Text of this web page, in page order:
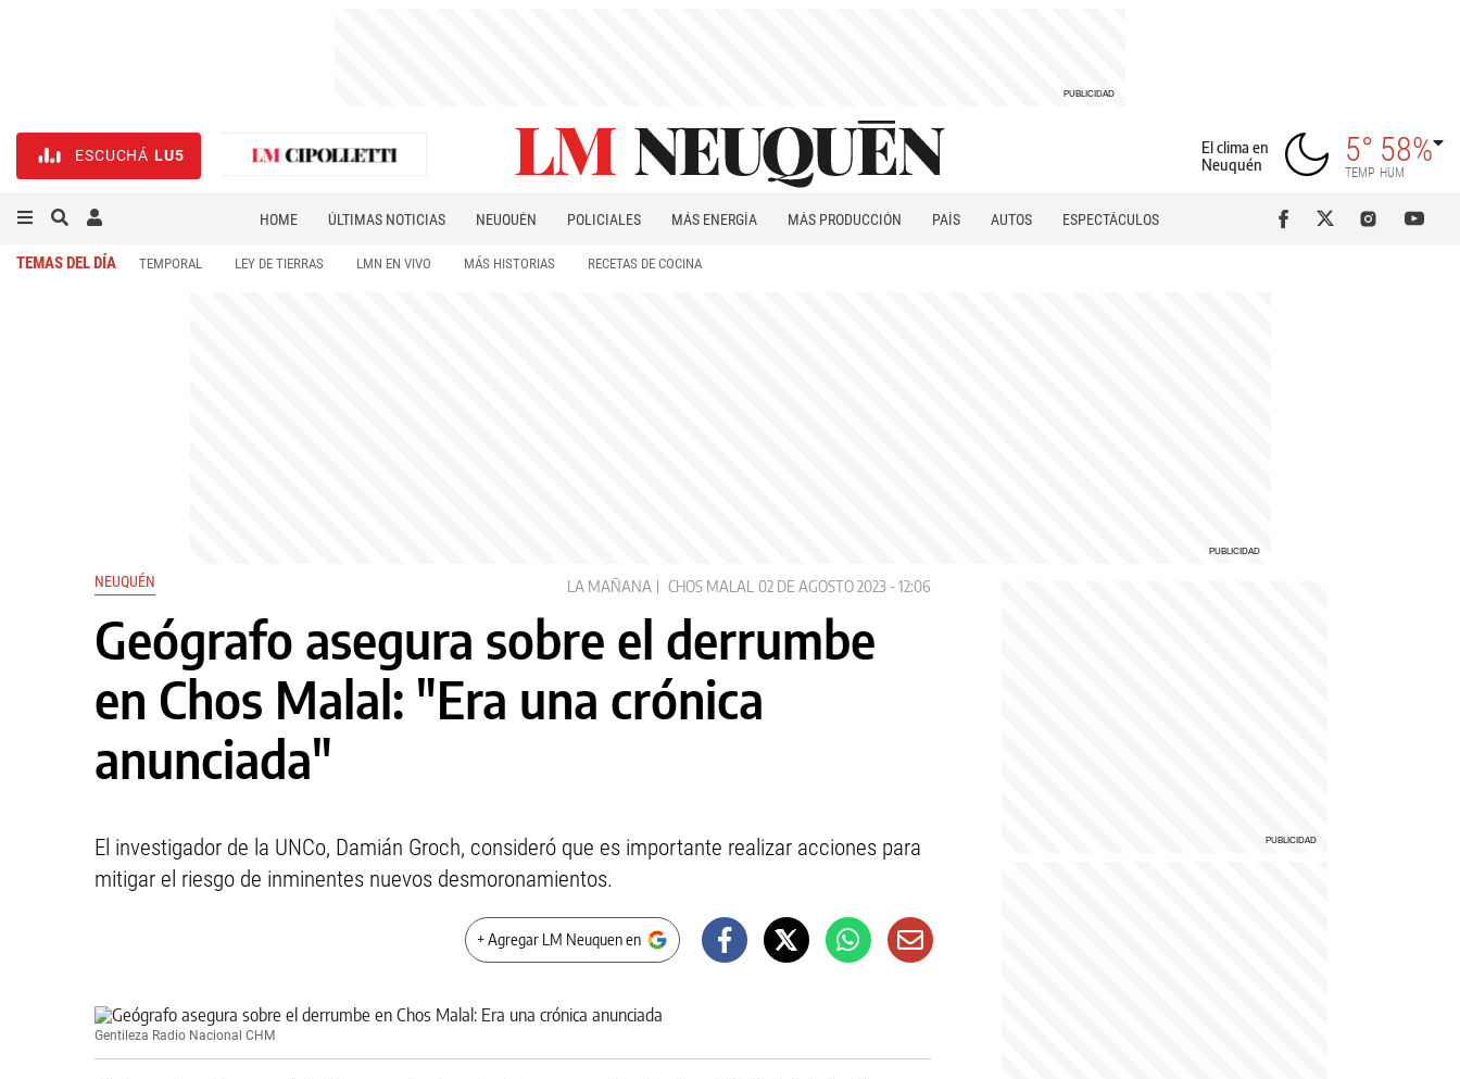
ESCUCHÁ LU5
El clima en
Neuquén
5°
TEMP
58%
HUM
HOME ÚLTIMAS NOTICIAS NEUQUÉN POLICIALES MÁS ENERGÍA MÁS PRODUCCIÓN PAÍS AUTOS
ESPECTÁCULOS
TEMAS DEL DÍA TEMPORAL LEY DE TIERRAS LMN EN VIVO MÁS HISTORIAS RECETAS DE COCINA
NEUQUÉN LA MAÑANA CHOS MALAL 02 DE AGOSTO 2023 - 12:06
Geógrafo asegura sobre el derrumbe
en Chos Malal: "Era una crónica
anunciada"
El investigador de la UNCo, Damián Groch, consideró que es importante realizar acciones para
mitigar el riesgo de inminentes nuevos desmoronamientos.
+ Agregar LM Neuquen en
Gentileza Radio Nacional CHM